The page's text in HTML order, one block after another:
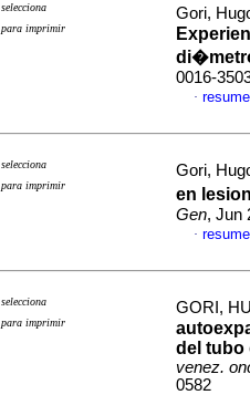
selecciona
para imprimir
Gori,
0016-
·
selecciona
para imprimir
Gori,
en
Gen, Jun
·
selecciona
para imprimir
GORI,
del tubo
venez.
0582